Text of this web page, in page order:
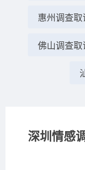
惠州调查取
佛山调查取
深圳情感